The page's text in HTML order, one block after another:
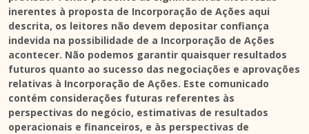
inerentes à proposta de Incorporação de Ações aqui
descrita, os leitores não devem depositar confiança
indevida na possibilidade de a Incorporação de Ações
acontecer. Não podemos garantir quaisquer resultados
futuros quanto ao sucesso das negociações e aprovações
relativas à Incorporação de Ações. Este comunicado
contém considerações futuras referentes às
perspectivas do negócio, estimativas de resultados
operacionais e financeiros, e às perspectivas de